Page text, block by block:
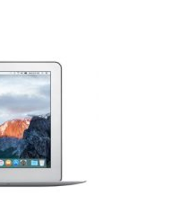
toàn quốc
mềm